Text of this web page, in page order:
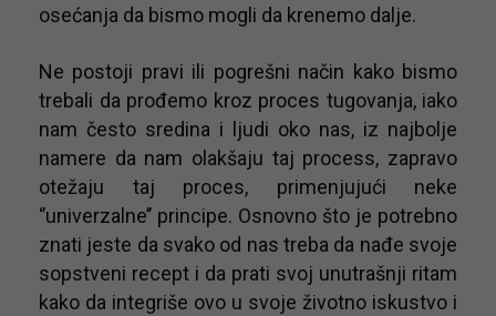
osećanja da bismo mogli da krenemo dalje.
Ne postoji pravi ili pogrešni način kako bismo
trebali da prođemo kroz proces tugovanja, iako
nam često sredina i ljudi oko nas, iz najbolje
namere da nam olakšaju taj process, zapravo
otežaju taj proces, primenjujući neke
‘’univerzalne’’ principe. Osnovno što je potrebno
znati jeste da svako od nas treba da nađe svoje
sopstveni recept i da prati svoj unutrašnji ritam
kako da integriše ovo u svoje životno iskustvo i